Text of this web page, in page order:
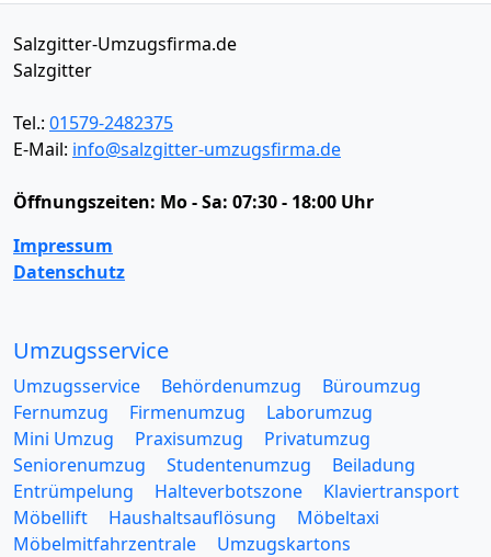
Salzgitter-Umzugsfirma.de
Salzgitter
Tel.: 01579-2482375
E-Mail: info@salzgitter-umzugsfirma.de
Öffnungszeiten: Mo - Sa: 07:30 - 18:00 Uhr
Impressum
Datenschutz
Umzugsservice
Umzugsservice Behördenumzug
Büroumzug
Fernumzug
Firmenumzug
Laborumzug
Mini Umzug
Praxisumzug
Privatumzug
Seniorenumzug
Studentenumzug
Beiladung
Entrümpelung
Halteverbotszone
Klaviertransport
Möbellift
Haushaltsauflösung
Möbeltaxi
Möbelmitfahrzentrale
Umzugskartons